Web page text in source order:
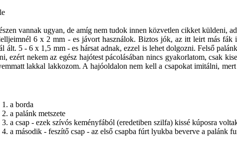
vannak ugyan, de amíg nem tudok innen közvetlen cikket küldeni,
6 x 2 mm - es jávort használok. Biztos jók, az itt leirt más
ált. 5 - 6 x 1,5 mm - es hársat adnak, ezzel is lehet dolgozni. Felső
ezért nekem az egész hajótest pácolásában nincs gyakorlatom, csak
lakkal lakkozom. A hajóoldalon nem kell a csapokat imitálni,
a borda
a palánk metszete
a csap - ezek szívós keményfából (eredetiben szilfa) kissé kúposra
a második - feszítő csap - az első csapba fúrt lyukba beverve a palánk